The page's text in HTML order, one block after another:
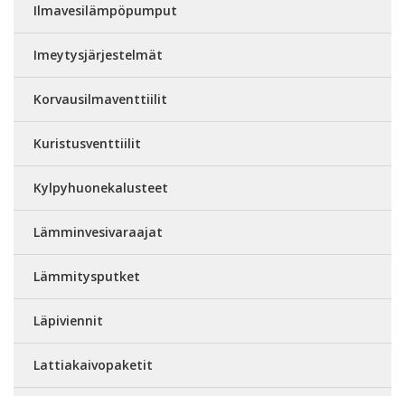
Ilmavesilämpöpumput
Imeytysjärjestelmät
Korvausilmaventtiilit
Kuristusventtiilit
Kylpyhuonekalusteet
Lämminvesivaraajat
Lämmitysputket
Läpiviennit
Lattiakaivopaketit